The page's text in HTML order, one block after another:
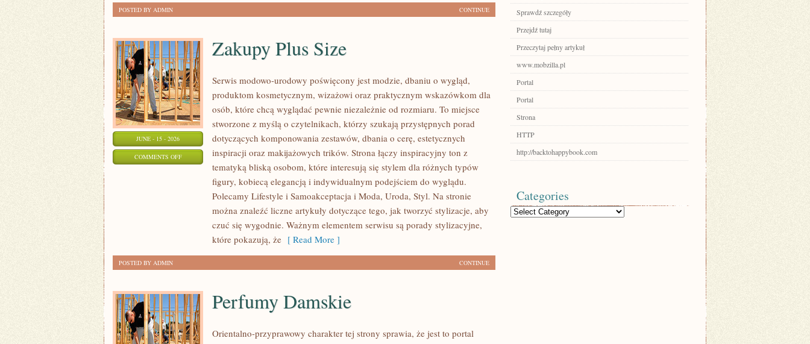
CONTINUE
POSTED BY ADMIN
JUNE - 15 - 2026
COMMENTS OFFON
Zakupy Plus Size
Serwis modowo-urodowy poświęcony jest modzie, dbaniu o wygląd,
produktom kosmetycznym, wizażowi oraz praktycznym wskazówkom dla
osób, które chcą wyglądać pewnie niezależnie od rozmiaru. To miejsce
stworzone z myślą o czytelnikach, którzy szukają przystępnych porad
dotyczących komponowania zestawów, dbania o cerę, estetycznych
inspiracji oraz makijażowych trików. Strona łączy inspiracyjny ton z
tematyką bliską osobom, które interesują się stylem dla różnych typów
figury, kobiecą elegancją i indywidualnym podejściem do wyglądu.
Polecamy Lifestyle i Samoakceptacja i Moda, Uroda, Styl. Na stronie
można znaleźć liczne artykuły dotyczące tego, jak tworzyć stylizacje, aby
czuć się wygodnie. Ważnym elementem serwisu są porady stylizacyjne,
które pokazują, że [ Read More ]
CONTINUE
POSTED BY ADMIN
Perfumy Damskie
Orientalno-przyprawowy charakter tej strony sprawia, że jest to portal
Sprawdź szczegóły
Przejdź tutaj
Przeczytaj pełny artykuł
www.mobzilla.pl
Portal
Portal
Strona
HTTP
http://backtohappybook.com
Categories
Categories